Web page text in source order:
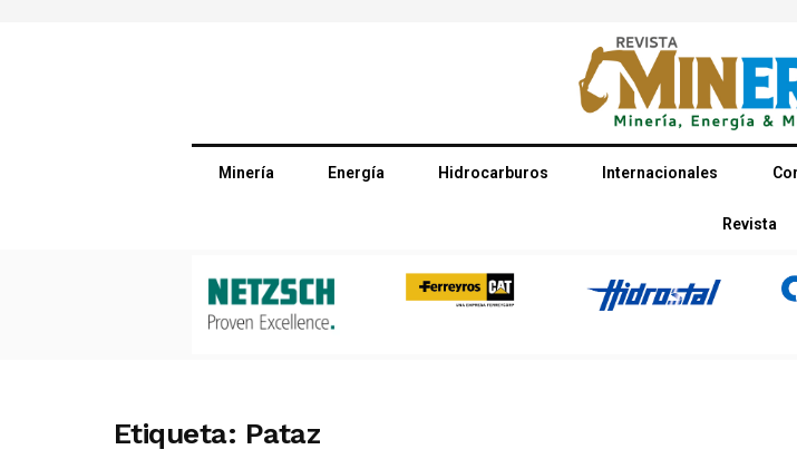
Minería Energía Hidrocarburos Internacionales
Revista
Etiqueta: Pataz